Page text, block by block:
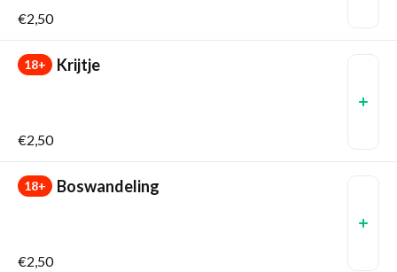
€2,50
18+ Krijtje
€2,50
18+ Boswandeling
€2,50